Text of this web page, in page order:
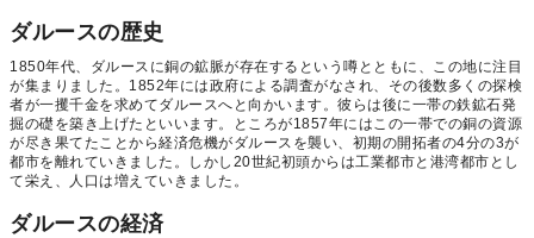
ダルースの歴史
1850年代、ダルースに銅の鉱脈が存在するという噂とともに、この地に注目
が集まりました。1852年には政府による調査がなされ、その後数多くの探検
者が一攫千金を求めてダルースへと向かいます。彼らは後に一帯の鉄鉱石発
掘の礎を築き上げたといいます。ところが1857年にはこの一帯での銅の資源
が尽き果てたことから経済危機がダルースを襲い、初期の開拓者の4分の3が
都市を離れていきました。しかし20世紀初頭からは工業都市と港湾都市とし
て栄え、人口は増えていきました。
ダルースの経済